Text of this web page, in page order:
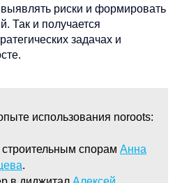
риски и формировать
Так и получается
задачах и
использования noroots:
спорам Анна
.